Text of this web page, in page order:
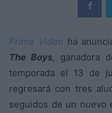
Prime Video ha
The Boys, ganadora
temporada el 13 de
regresará con tres
seguidos de un nuevo